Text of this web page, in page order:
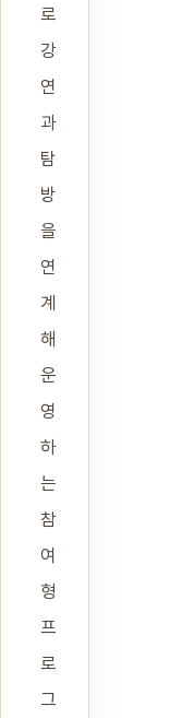
로
강
연
과
탐
방
을
연
계
해
운
영
하
는
참
여
형
프
로
그